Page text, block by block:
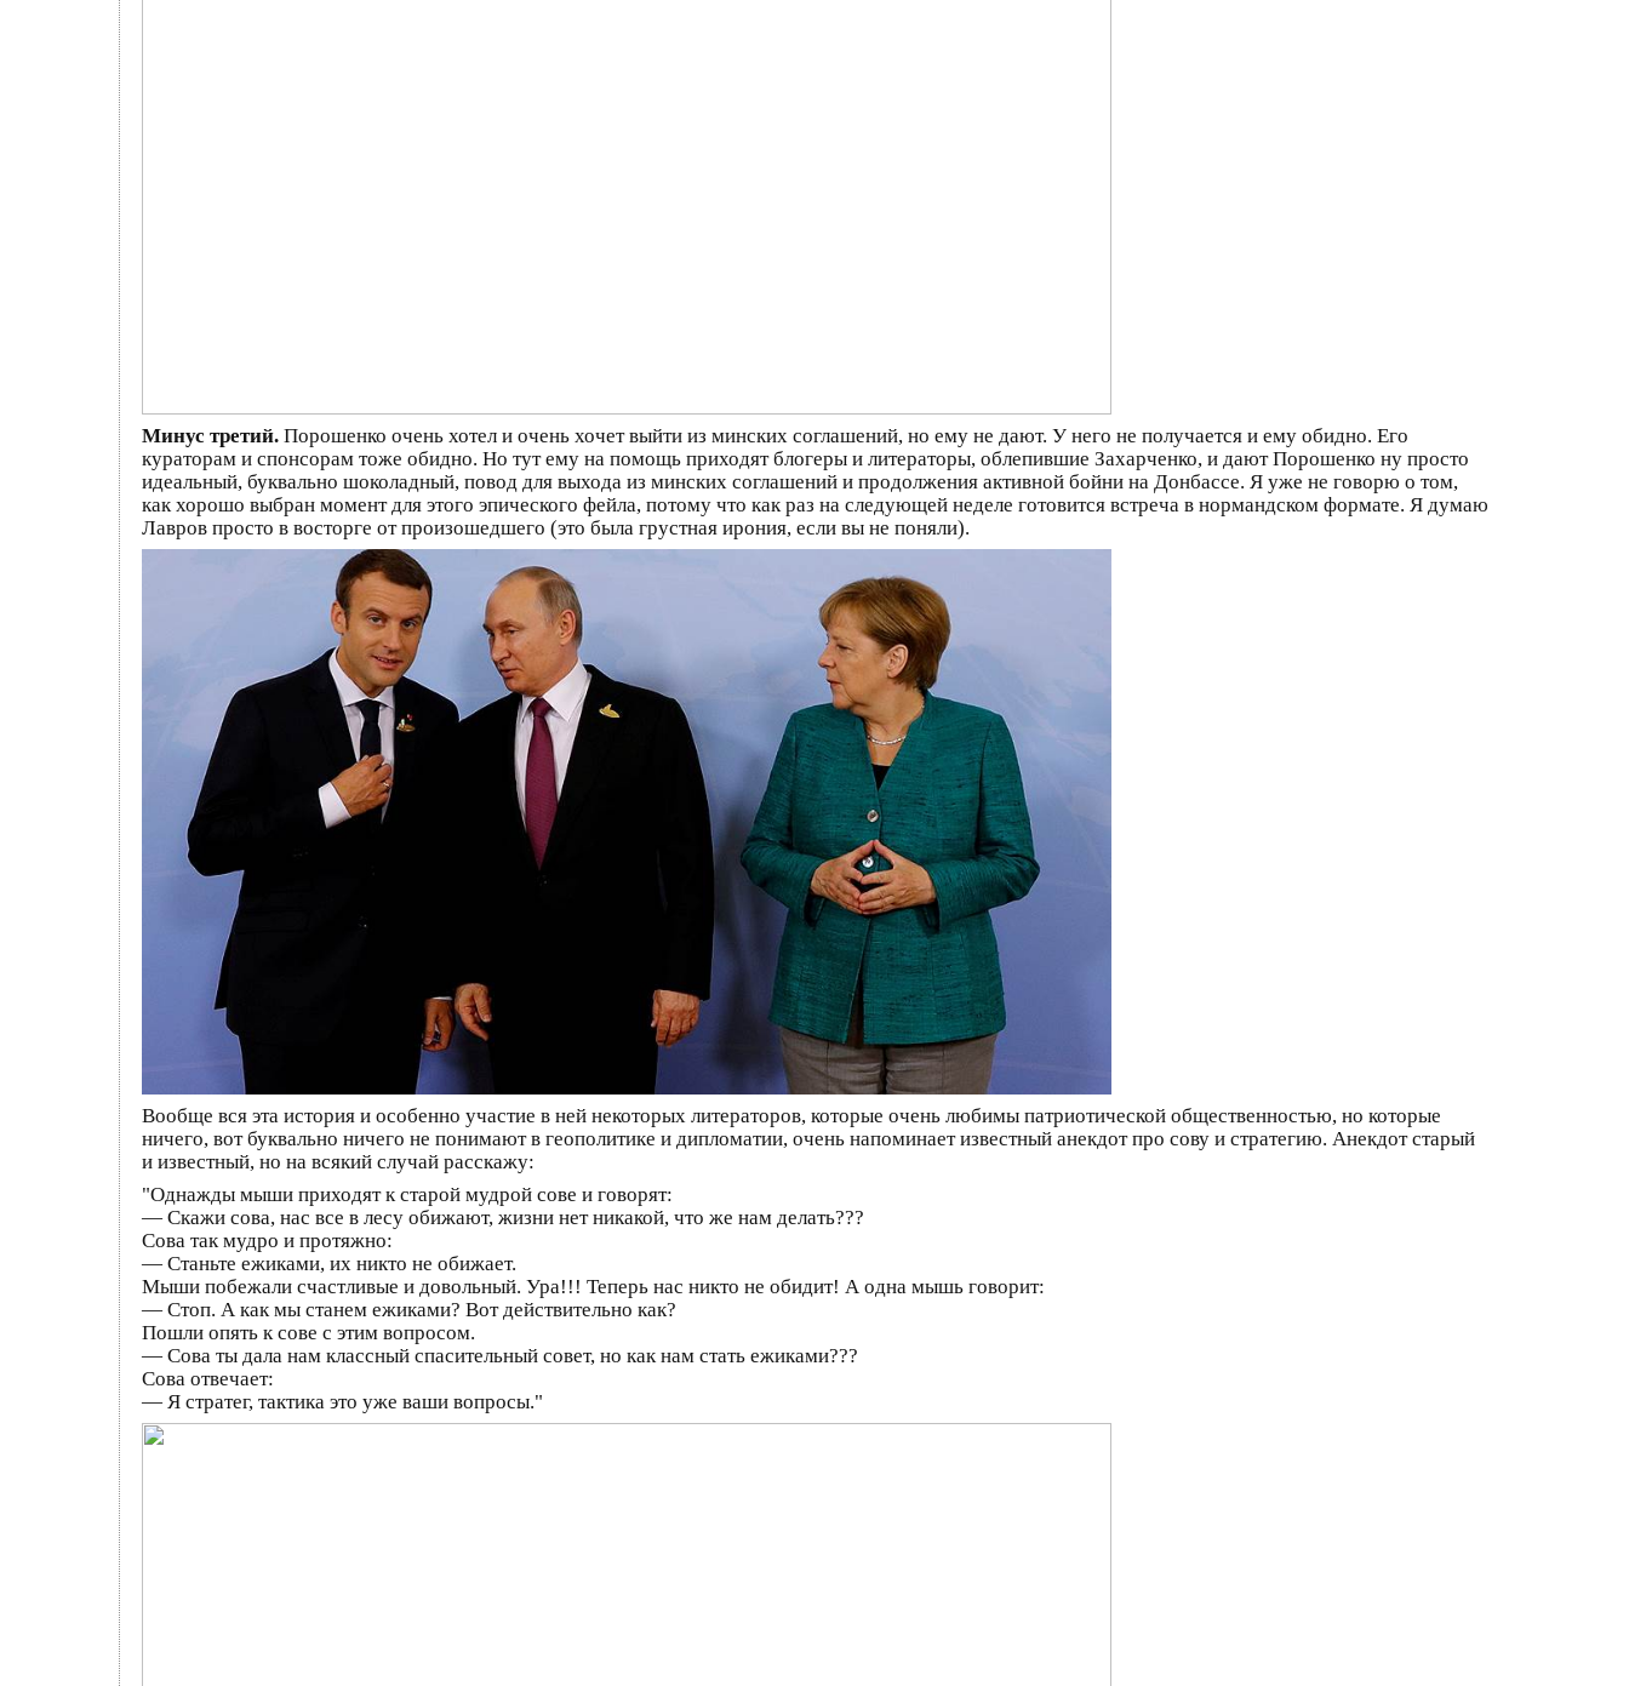
Минус третий. Порошенко очень хотел и очень хочет выйти из минских соглашений, но ему не дают. У него не получается и ему обидно. Его
кураторам и спонсорам тоже обидно. Но тут ему на помощь приходят блогеры и литераторы, облепившие Захарченко, и дают Порошенко ну просто
идеальный, буквально шоколадный, повод для выхода из минских соглашений и продолжения активной бойни на Донбассе. Я уже не говорю о том,
как хорошо выбран момент для этого эпического фейла, потому что как раз на следующей неделе готовится встреча в нормандском формате. Я думаю
Лавров просто в восторге от произошедшего (это была грустная ирония, если вы не поняли).
Вообще вся эта история и особенно участие в ней некоторых литераторов, которые очень любимы патриотической общественностью, но которые
ничего, вот буквально ничего не понимают в геополитике и дипломатии, очень напоминает известный анекдот про сову и стратегию. Анекдот старый
и известный, но на всякий случай расскажу:
"Однажды мыши приходят к старой мудрой сове и говорят:
— Скажи сова, нас все в лесу обижают, жизни нет никакой, что же нам делать???
Сова так мудро и протяжно:
— Станьте ежиками, их никто не обижает.
Мыши побежали счастливые и довольный. Ура!!! Теперь нас никто не обидит! А одна мышь говорит:
— Стоп. А как мы станем ежиками? Вот действительно как?
Пошли опять к сове с этим вопросом.
— Сова ты дала нам классный спасительный совет, но как нам стать ежиками???
Сова отвечает:
— Я стратег, тактика это уже ваши вопросы."